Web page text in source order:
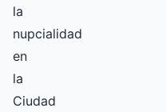
la
nupcialidad
en
la
Ciudad